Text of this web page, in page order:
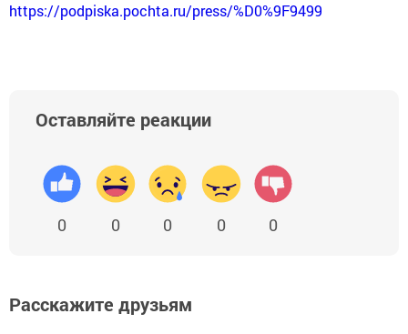
https://podpiska.pochta.ru/press/%D0%9F9499
Оставляйте реакции
0 0 0 0 0
Расскажите друзьям